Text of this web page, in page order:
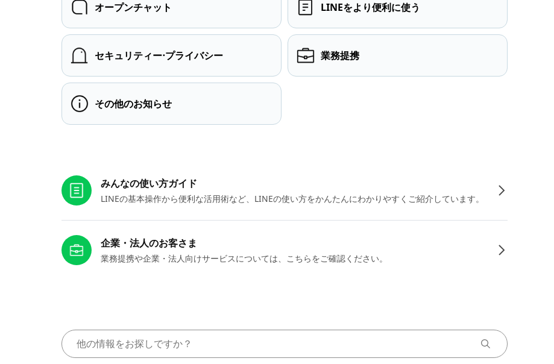
オープンチャット LINEをより便利に使う
セキュリティー⋅プライバシー 業務提携
その他のお知らせ
みんなの使い方ガイド
LINEの基本操作から便利な活用術など、LINEの使い方をかんたんにわかりやすくご紹介しています。
企業・法人のお客さま
業務提携や企業・法人向けサービスについては、こちらをご確認ください。